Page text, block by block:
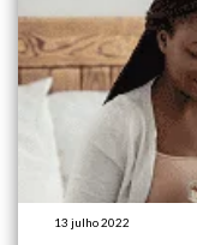
13 julho 2022